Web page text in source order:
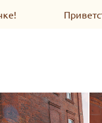
Приветствую